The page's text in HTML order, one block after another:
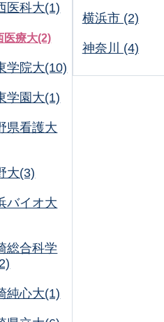
医科大(1)
医療大(2)
学院大(10)
学園大(1)
県看護大
大(3)
バイオ大
総合科学
純心大(1)
横浜市 (2)
神奈川 (4)